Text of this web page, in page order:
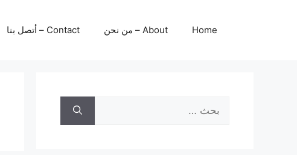
Home About – من نحن Contact – أتصل بنا
عن: